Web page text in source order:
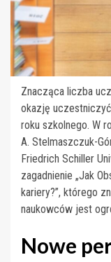
Znacząca liczba
okazję
roku szkolnego. W
A. Stelmaszczuk-
Friedrich Schiller
zagadnienie „Jak
kariery?”, którego
naukowców jest
Nowe